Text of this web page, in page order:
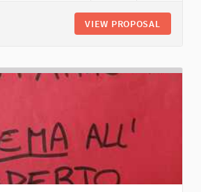
VIEW PROPOSAL